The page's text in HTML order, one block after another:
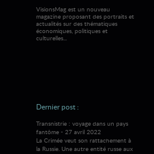
VisionsMag est un nouveau
magazine proposant des portraits et
actualités sur des thématiques
économiques, politiques et
culturelles...
Dernier post :
Transnistrie : voyage dans un pays
fantôme - 27 avril 2022
La Crimée veut son rattachement à
la Russie. Une autre entité russe aux